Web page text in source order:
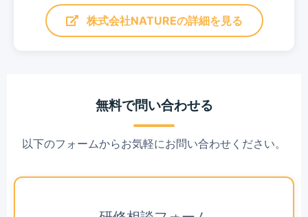
株式会社NATUREの詳細を見る
無料で問い合わせる
以下のフォームからお気軽にお問い合わせください。